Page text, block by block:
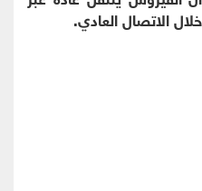
الاتصال العادي.